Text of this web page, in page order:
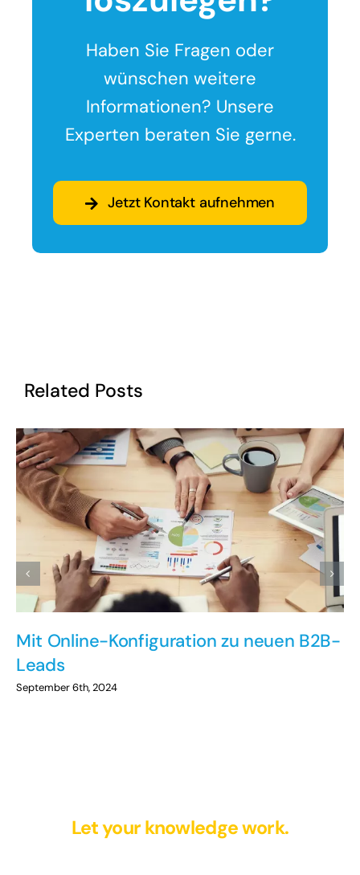
Haben Sie Fragen oder
wünschen weitere
Informationen? Unsere
Experten beraten Sie gerne.
Jetzt Kontakt aufnehmen
Related Posts
Mit Online-Konfiguration zu neuen B2B-
Leads
September 6th, 2024
Let your knowledge work.